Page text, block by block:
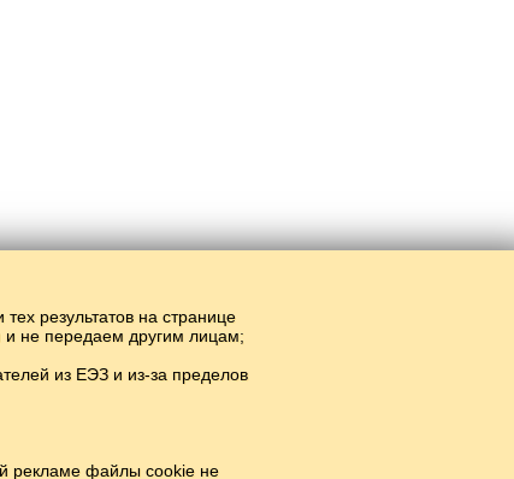
тех результатов на странице
и не передаем другим лицам;
из ЕЭЗ и из-за пределов
рекламе файлы cookie не